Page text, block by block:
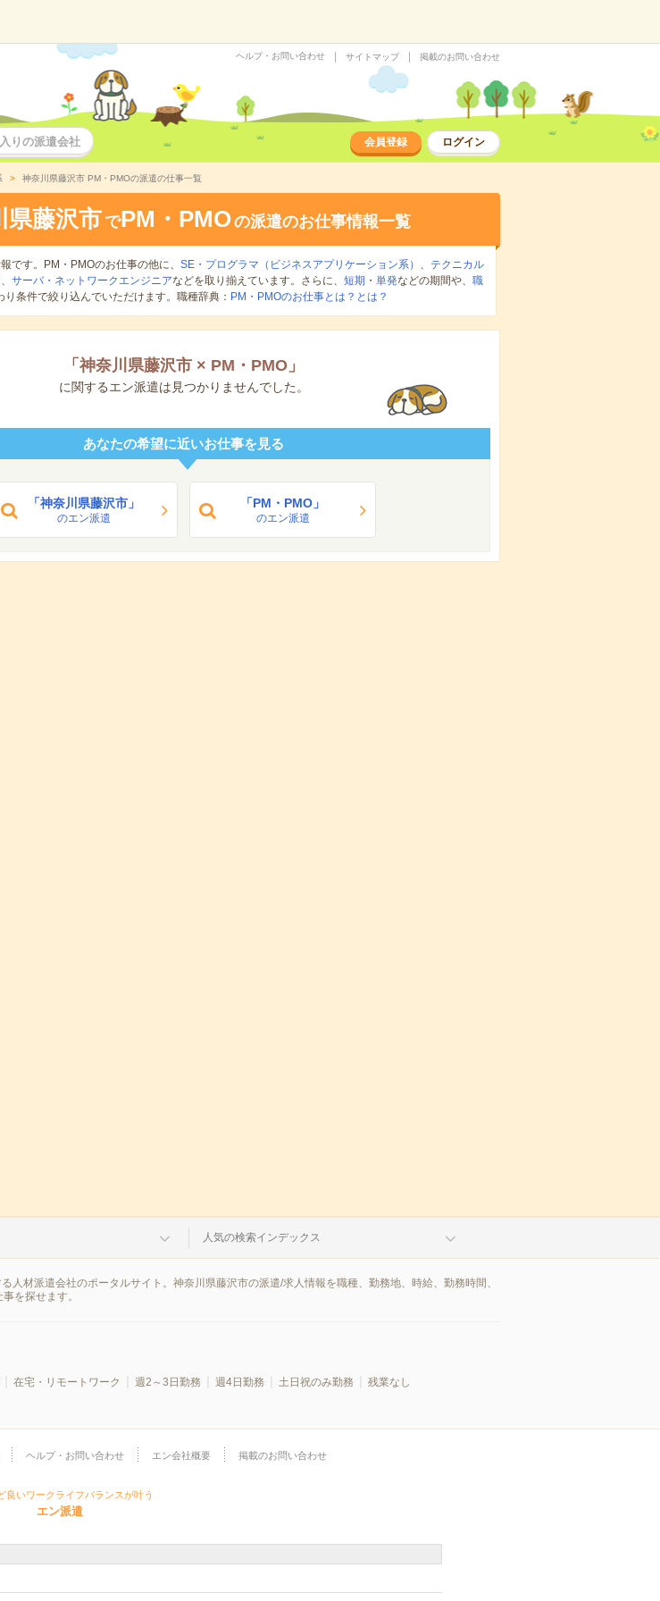
ヘルプ・お問い合わせ サイトマップ 掲載のお問い合わせ
りの派遣会社 会員登録 ログイン
神奈川県藤沢市 PM・PMOの派遣の仕事一覧
県藤沢市 でPM・PMO の派遣のお仕事情報一覧
です。PM・PMOのお仕事の他に、 SE・プログラマ（ビジネスアプリケーション系） 、
テクニカル
、 サーバ・ネットワークエンジニアなどを取り揃えています。さらに、 短期 ・ 単発などの期間や、 職
り条件で絞り込んでいただけます。職種辞典： PM・PMOのお仕事とは？とは？
「 神奈川県藤沢市 × PM・PMO 」
に関するエン派遣は見つかりませんでした。
あなたの希望に近いお仕事を見る
「神奈川県藤沢市」
のエン派遣
「PM・PMO」
のエン派遣
人気の検索インデックス
材派遣会社のポータルサイト。神奈川県藤沢市の派遣/求人情報を職種、勤務地、時給、勤務時間、
を探せます。
在宅・リモートワーク 週2～3日勤務 週4日勤務 土日祝のみ勤務
残業なし
ヘルプ・お問い合わせ エン会社概要 掲載のお問い合わせ
良いワークライフバランスが叶う
エン派遣